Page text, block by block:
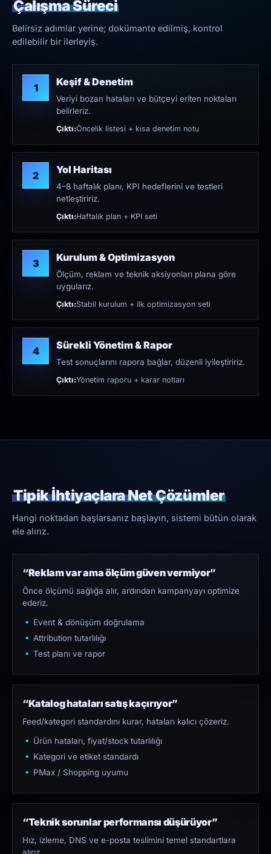
Çalışma Süreci
Belirsiz adımlar yerine; dokümante edilmiş, kontrol
edilebilir bir ilerleyiş.
1 Keşif & Denetim
Veriyi bozan hataları ve bütçeyi eriten noktaları
belirleriz.
Çıktı:Öncelik listesi + kısa denetim notu
2 Yol Haritası
4–8 haftalık planı, KPI hedeflerini ve testleri
netleştiririz.
Çıktı:Haftalık plan + KPI seti
3 Kurulum & Optimizasyon
Ölçüm, reklam ve teknik aksiyonları plana göre
uygularız.
Çıktı:Stabil kurulum + ilk optimizasyon seti
4 Sürekli Yönetim & Rapor
Test sonuçlarını rapora bağlar, düzenli iyileştiririz.
Çıktı:Yönetim raporu + karar notları
Tipik İhtiyaçlara Net Çözümler
Hangi noktadan başlarsanız başlayın, sistemi bütün olarak
ele alırız.
“Reklam var ama ölçüm güven vermiyor”
Önce ölçümü sağlığa alır, ardından kampanyayı optimize
ederiz.
Event & dönüşüm doğrulama
Attribution tutarlılığı
Test planı ve rapor
“Katalog hataları satış kaçırıyor”
Feed/kategori standardını kurar, hataları kalıcı çözeriz.
Ürün hataları, fiyat/stock tutarlılığı
Kategori ve etiket standardı
PMax / Shopping uyumu
“Teknik sorunlar performansı düşürüyor”
Hız, izleme, DNS ve e-posta teslimini temel standartlara